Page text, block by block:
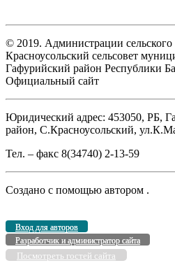
© 2019. Администрации сельского
Красноусольский сельсовет
Гафурийский район Республики
Официальный сайт
Юридический адрес: 453050, РБ,
район, С.Красноусольский,
Тел. – факс 8(34740) 2-13-59
Создано с помощью автором .
Вход для авторов
Разработчик и администратор сайта
Посмотреть гостей сайта